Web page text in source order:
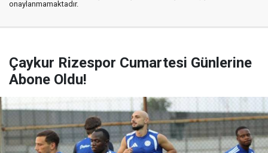
onaylanmamaktadır.
Çaykur Rizespor Cumartesi Günlerine
Abone Oldu!